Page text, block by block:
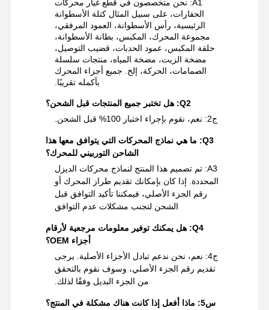
الأسلاك،
والمحركات
موصلات
أسلاك
التوصيل
نظام
التشغيل
كاتب، المولد،
البطارية،
منظم المولد،
البطارية
A1: نحن متخصصون في قطع غيار محركات
الحفارات، على سبيل المثال كتلة الأسطوانة
الرئيسية، رأس الأسطوانة، العمود المرفقي،
مجموعة المحرك، المكبس، بطانة الأسطوانة،
حلقة المكبس، عمود الحدبات، قضيب التوصيل،
مضخة الزيت، مضخة المياه، منتجات سلسلة
الصمامات، الحركة، إلخ. جميع أجزاء المحرك
بأكمله تقريبًا.
Q2: هل تختبر جميع المنتجات قبل الشحن؟
ج2: نعم، نقوم بإجراء اختبار 100% قبل الشحن.
Q3: ما هي نماذج المحركات التي يتوافق معها هذا
الشاحن التوربيني للمحرك؟
A3: تم تصميم هذا المنتج لنماذج محركات الديزل
المحددة. إذا كان بإمكانك تقديم طراز المحرك أو
رقم الجزء الأصلي، فيمكننا تأكيد التوافق قبل
الشحن لتجنب مشكلات عدم التوافق
Q4: هل يمكنك توفير معلومات مرجعية لأرقام
أجزاء OEM؟
ج4: نعم، نحن ندعم تبادل الأجزاء الأصلية. يرجى
تقديم رقم الجزء الأصلي، وسوف نقوم بالتحقق
من الجزء البديل وفقًا لذلك.
س5: ماذا أفعل إذا كانت هناك مشكلة في المنتج؟